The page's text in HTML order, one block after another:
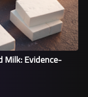
Milk: Evidence-